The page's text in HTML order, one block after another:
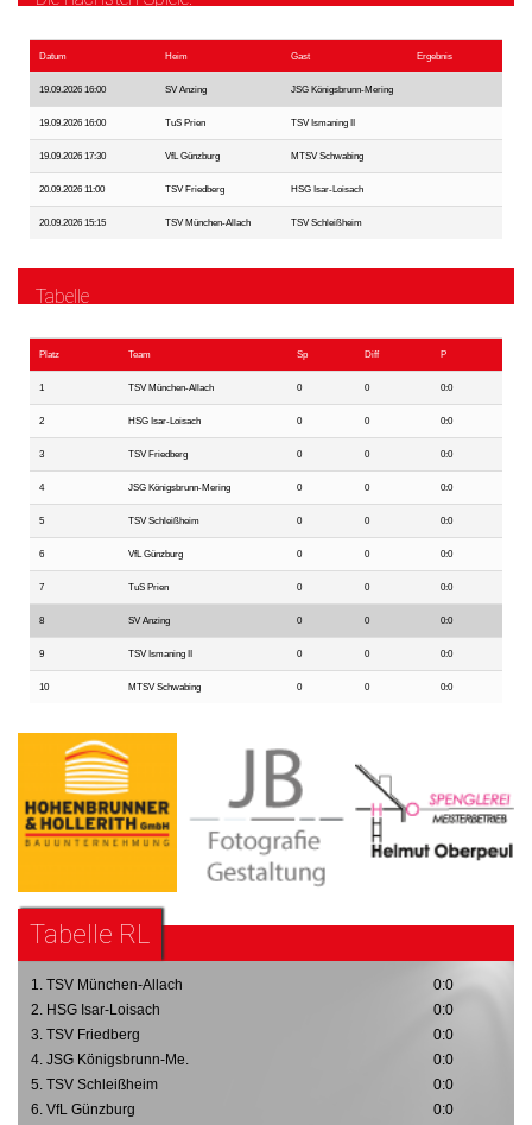
Datum Heim Gast Ergebnis
19.09.2026 16:00 SV Anzing JSG Königsbrunn-Mering
19.09.2026 16:00 TuS Prien TSV Ismaning II
19.09.2026 17:30 VfL Günzburg MTSV Schwabing
20.09.2026 11:00 TSV Friedberg HSG Isar-Loisach
20.09.2026 15:15 TSV München-Allach TSV Schleißheim
Tabelle
Platz Team Sp Diff P
1 TSV München-Allach 0 0 0:0
2 HSG Isar-Loisach 0 0 0:0
3 TSV Friedberg 0 0 0:0
4 JSG Königsbrunn-Mering 0 0 0:0
5 TSV Schleißheim 0 0 0:0
6 VfL Günzburg 0 0 0:0
7 TuS Prien 0 0 0:0
8 SV Anzing 0 0 0:0
9 TSV Ismaning II 0 0 0:0
10 MTSV Schwabing 0 0 0:0
Tabelle RL
1. TSV München-Allach
0:0
2. HSG Isar-Loisach
0:0
3. TSV Friedberg
0:0
4. JSG Königsbrunn-Me.
0:0
5. TSV Schleißheim
0:0
6. VfL Günzburg
0:0